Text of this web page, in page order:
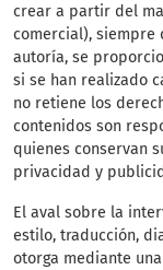
crear a partir del
comercial), siempre
autoría, se
si se han realizado
no retiene los
contenidos son
quienes conservan
privacidad y
El aval sobre la
estilo, traducción,
otorga mediante